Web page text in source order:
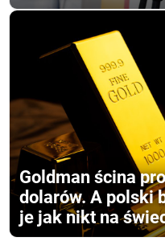
Goldman ścina
dolarów. A polski
je jak nikt na